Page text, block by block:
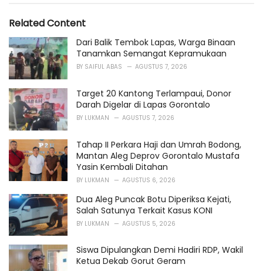
e
o
r
i
e
:
Related Content
Dari Balik Tembok Lapas, Warga Binaan
Tanamkan Semangat Kepramukaan
BY SAIFUL ABAS AGUSTUS 7, 2026
Target 20 Kantong Terlampaui, Donor
Darah Digelar di Lapas Gorontalo
BY LUKMAN AGUSTUS 7, 2026
Tahap II Perkara Haji dan Umrah Bodong,
Mantan Aleg Deprov Gorontalo Mustafa
Yasin Kembali Ditahan
BY LUKMAN AGUSTUS 6, 2026
Dua Aleg Puncak Botu Diperiksa Kejati,
Salah Satunya Terkait Kasus KONI
BY LUKMAN AGUSTUS 5, 2026
Siswa Dipulangkan Demi Hadiri RDP, Wakil
Ketua Dekab Gorut Geram